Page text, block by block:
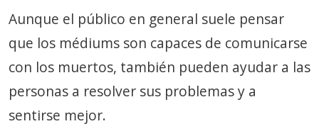
Aunque el público en general suele pensar
que los médiums son capaces de comunicarse
con los muertos, también pueden ayudar a las
personas a resolver sus problemas y a
sentirse mejor.